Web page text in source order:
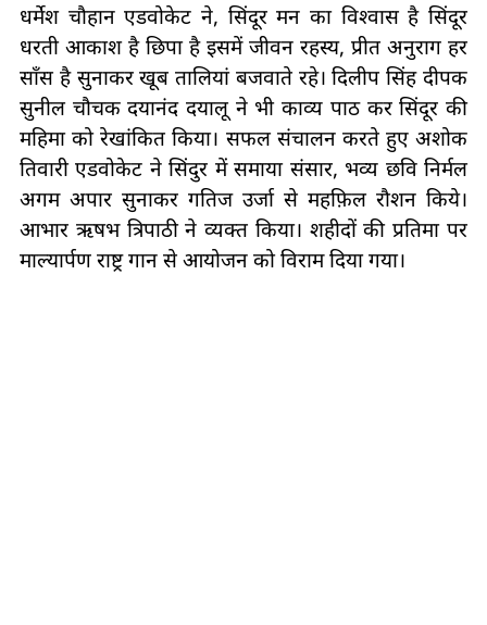
धर्मेश चौहान एडवोकेट ने, सिंदूर मन का विश्वास है सिंदूर
धरती आकाश है छिपा है इसमें जीवन रहस्य, प्रीत अनुराग हर
साँस है सुनाकर खूब तालियां बजवाते रहे। दिलीप सिंह दीपक
सुनील चौचक दयानंद दयालू ने भी काव्य पाठ कर सिंदूर की
महिमा को रेखांकित किया। सफल संचालन करते हुए अशोक
तिवारी एडवोकेट ने सिंदुर में समाया संसार, भव्य छवि निर्मल
अगम अपार सुनाकर गतिज उर्जा से महफ़िल रौशन किये।
आभार ऋषभ त्रिपाठी ने व्यक्त किया। शहीदों की प्रतिमा पर
माल्यार्पण राष्ट्र गान से आयोजन को विराम दिया गया।